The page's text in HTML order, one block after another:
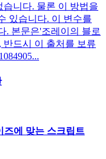
습니다. 물론 이 방법을
있습니다. 이 변수를
. 본문은'조레이의 블로
드시 이 출처를 보류
즈에 맞는 스크립트